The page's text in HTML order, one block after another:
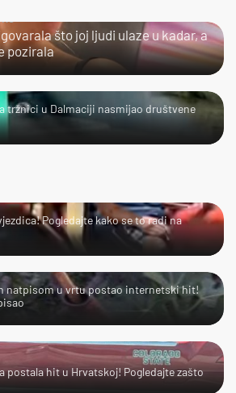
što joj ljudi ulaze u kadar, a
pozirala
tržnici u Dalmaciji nasmijao društvene
Pogledajte kako se to radi na
natpisom u vrtu postao internetski hit!
postala hit u Hrvatskoj! Pogledajte zašto